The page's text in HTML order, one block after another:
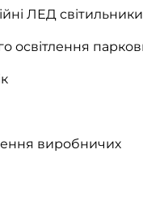
ЛЕД світильники
освітлення
виробничих